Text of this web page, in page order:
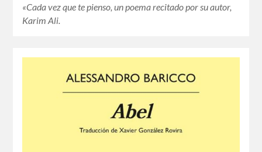
«Cada vez que te pienso, un poema recitado por su autor,
Karim Ali.